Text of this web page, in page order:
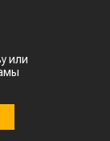
или